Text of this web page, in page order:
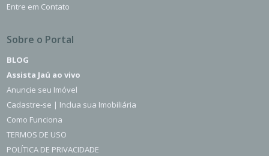
Entre em Contato
Sobre o Portal
BLOG
Assista Jaú ao vivo
Anuncie seu Imóvel
Cadastre-se | Inclua sua Imobiliária
Como Funciona
TERMOS DE USO
POLÍTICA DE PRIVACIDADE